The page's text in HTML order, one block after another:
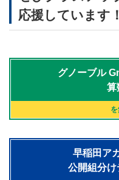
応援しています！
グノーブル
算
早稲田ア
公開組分